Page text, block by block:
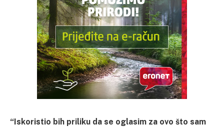
“Iskoristio bih priliku da se oglasim za ovo što sam